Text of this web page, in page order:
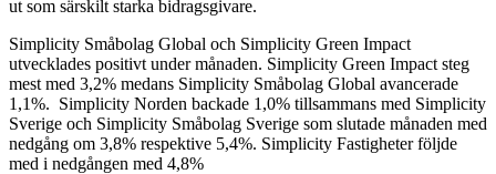
ut som särskilt starka bidragsgivare.
Simplicity Småbolag Global och Simplicity Green Impact
utvecklades positivt under månaden. Simplicity Green Impact steg
mest med 3,2% medans Simplicity Småbolag Global avancerade
1,1%. Simplicity Norden backade 1,0% tillsammans med Simplicity
Sverige och Simplicity Småbolag Sverige som slutade månaden med
nedgång om 3,8% respektive 5,4%. Simplicity Fastigheterföljde
med i nedgången med 4,8%